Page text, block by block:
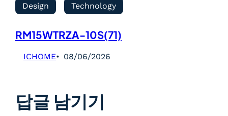
Design Technology
RM15WTRZA-10S(71)
ICHOME 08/06/2026
답글 남기기